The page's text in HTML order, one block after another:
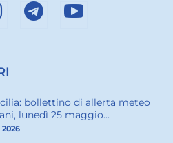
bollettino di allerta meteo
lunedì 25 maggio...